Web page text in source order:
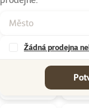
Žádná prodejna